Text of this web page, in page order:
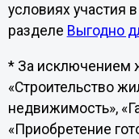
условиях участия
разделе Выгодно
* За исключением
«Строительство
недвижимость»,
«Приобретение